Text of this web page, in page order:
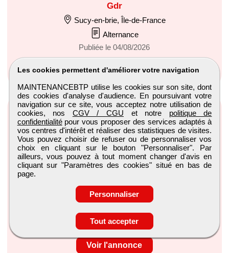
Gdr
Sucy-en-brie, Île-de-France
Alternance
Publiée le 04/08/2026
Voir l'annonce
Chef de projet cfa (courants faibles) (H/F) -
mulhouse
Harry Hope
Mulhouse, Grand-Est
CDI
Publiée le 03/08/2026
Voir l'annonce
Les cookies permettent d'améliorer votre navigation
MAINTENANCEBTP utilise les cookies sur son site, dont
des cookies d'analyse d'audience. En poursuivant votre
navigation sur ce site, vous acceptez notre utilisation de
cookies, nos CGV / CGU et notre politique de
confidentialitépour vous proposer des services adaptés à
vos centres d'intérêt et réaliser des statistiques de visites.
Vous pouvez choisir de refuser ou de personnaliser vos
choix en cliquant sur le bouton "Personnaliser". Par
ailleurs, vous pouvez à tout moment changer d'avis en
cliquant sur "Paramètres des cookies" situé en bas de
page.
Personnaliser
Tout accepter